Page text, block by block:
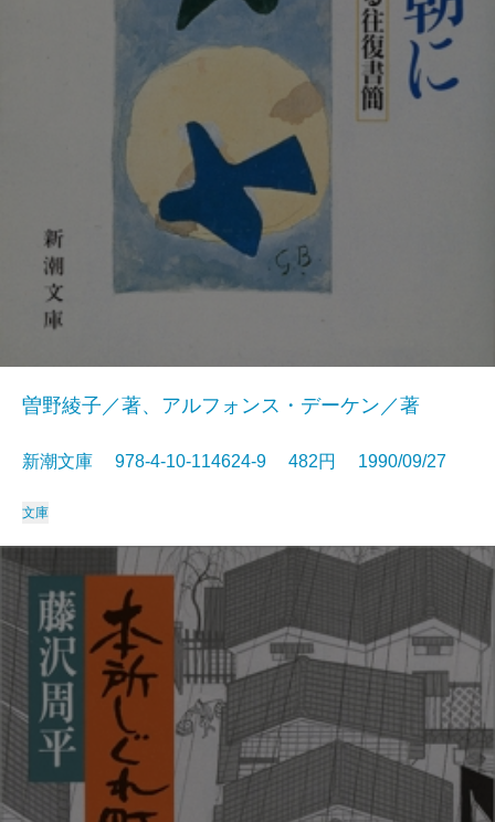
曽野綾子／著、アルフォンス・デーケン／著
新潮文庫 978-4-10-114624-9 482円 1990/09/27
文庫